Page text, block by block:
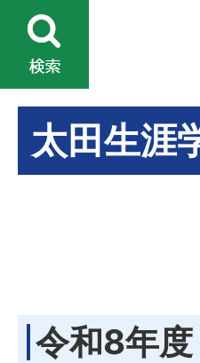
太田生涯
令和8年度